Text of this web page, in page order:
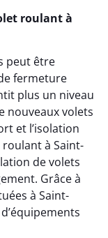
roulant à
peut être
fermeture
plus un niveau
nouveaux volets
et l’isolation
à Saint-
de volets
Grâce à
à Saint-